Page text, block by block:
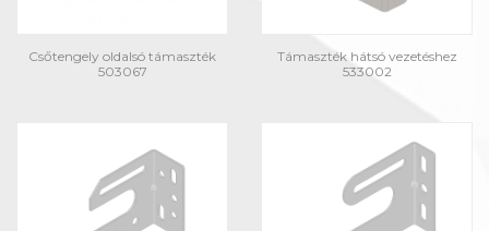
Csőtengely oldalsó támaszték
503067
Támaszték hátsó vezetéshez
533002